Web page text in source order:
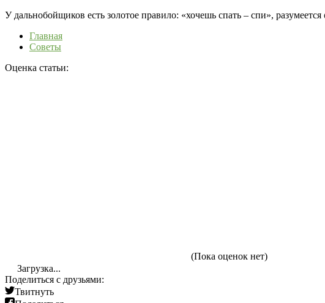
У дальнобойщиков есть золотое правило: «хочешь спать – спи»,
Главная
Советы
Оценка статьи:
(Пока оценок нет)
Загрузка...
Поделиться с друзьями:
Твитнуть